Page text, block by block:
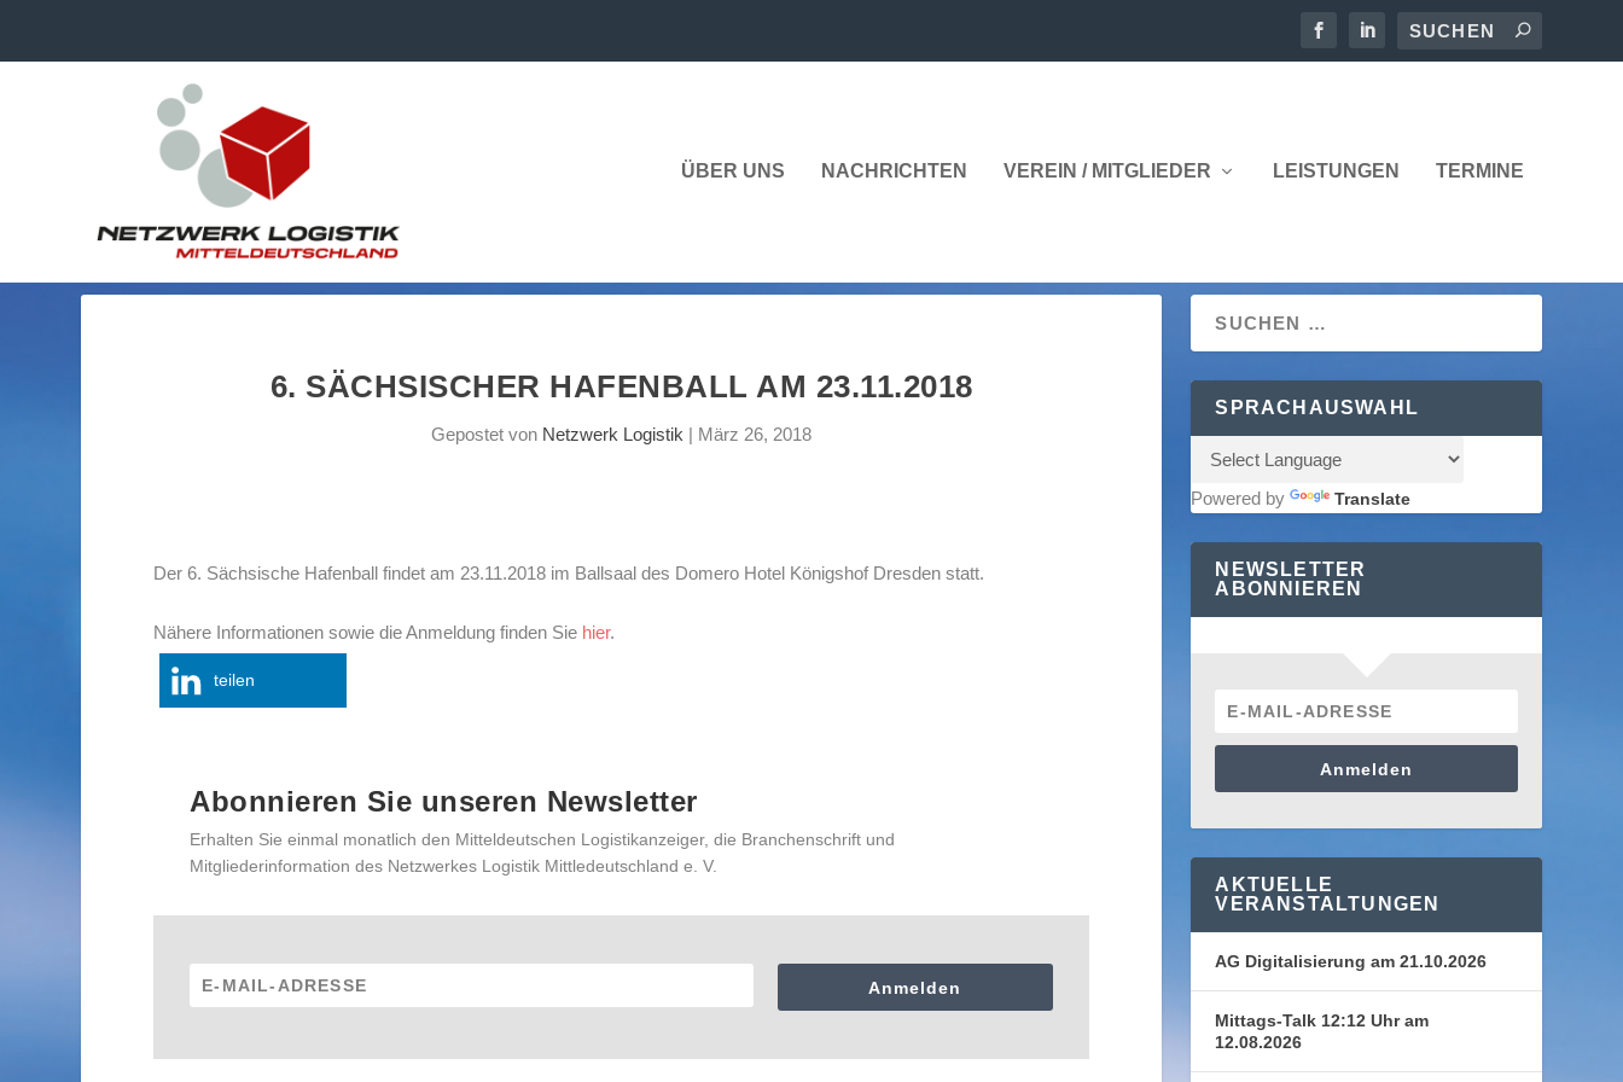
ÜBER UNS NACHRICHTEN VEREIN / MITGLIEDER LEISTUNGEN TERMINE
6. SÄCHSISCHER HAFENBALL AM 23.11.2018
Gepostet von Netzwerk Logistik | März 26, 2018
Der 6. Sächsische Hafenball findet am 23.11.2018 im Ballsaal des Domero Hotel Königshof Dresden statt.
Nähere Informationen sowie die Anmeldung finden Sie hier.
teilen
Abonnieren Sie unseren Newsletter
Erhalten Sie einmal monatlich den Mitteldeutschen Logistikanzeiger, die Branchenschrift und
Mitgliederinformation des Netzwerkes Logistik Mittledeutschland e. V.
Anmelden
SPRACHAUSWAHL
Powered by Translate
NEWSLETTER
ABONNIEREN
Anmelden
AKTUELLE
VERANSTALTUNGEN
AG Digitalisierung am 21.10.2026
Mittags-Talk 12:12 Uhr am
12.08.2026